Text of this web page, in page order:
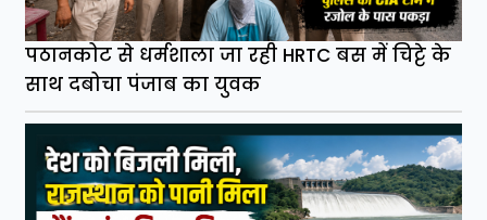
पठानकोट से धर्मशाला जा रही HRTC बस में चिट्टे के
साथ दबोचा पंजाब का युवक